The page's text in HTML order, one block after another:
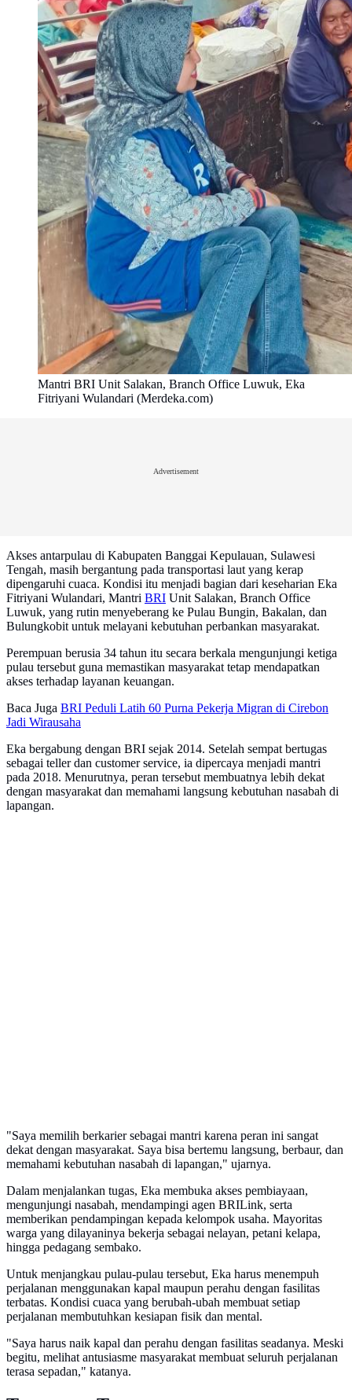
Mantri BRI Unit Salakan, Branch Office Luwuk, Eka
Fitriyani Wulandari (Merdeka.com)
Advertisement
Akses antarpulau di Kabupaten Banggai Kepulauan, Sulawesi
Tengah, masih bergantung pada transportasi laut yang kerap
dipengaruhi cuaca. Kondisi itu menjadi bagian dari keseharian Eka
Fitriyani Wulandari, Mantri BRI Unit Salakan, Branch Office
Luwuk, yang rutin menyeberang ke Pulau Bungin, Bakalan, dan
Bulungkobit untuk melayani kebutuhan perbankan masyarakat.
Perempuan berusia 34 tahun itu secara berkala mengunjungi ketiga
pulau tersebut guna memastikan masyarakat tetap mendapatkan
akses terhadap layanan keuangan.
Baca Juga BRI Peduli Latih 60 Purna Pekerja Migran di Cirebon
Jadi Wirausaha
Eka bergabung dengan BRI sejak 2014. Setelah sempat bertugas
sebagai teller dan customer service, ia dipercaya menjadi mantri
pada 2018. Menurutnya, peran tersebut membuatnya lebih dekat
dengan masyarakat dan memahami langsung kebutuhan nasabah di
lapangan.
"Saya memilih berkarier sebagai mantri karena peran ini sangat
dekat dengan masyarakat. Saya bisa bertemu langsung, berbaur, dan
memahami kebutuhan nasabah di lapangan," ujarnya.
Dalam menjalankan tugas, Eka membuka akses pembiayaan,
mengunjungi nasabah, mendampingi agen BRILink, serta
memberikan pendampingan kepada kelompok usaha. Mayoritas
warga yang dilayaninya bekerja sebagai nelayan, petani kelapa,
hingga pedagang sembako.
Untuk menjangkau pulau-pulau tersebut, Eka harus menempuh
perjalanan menggunakan kapal maupun perahu dengan fasilitas
terbatas. Kondisi cuaca yang berubah-ubah membuat setiap
perjalanan membutuhkan kesiapan fisik dan mental.
"Saya harus naik kapal dan perahu dengan fasilitas seadanya. Meski
begitu, melihat antusiasme masyarakat membuat seluruh perjalanan
terasa sepadan," katanya.